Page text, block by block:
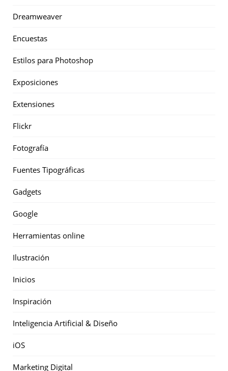
Dreamweaver
Encuestas
Estilos para Photoshop
Exposiciones
Extensiones
Flickr
Fotografía
Fuentes Tipográficas
Gadgets
Google
Herramientas online
Ilustración
Inicios
Inspiración
Inteligencia Artificial & Diseño
iOS
Marketing Digital